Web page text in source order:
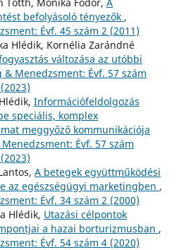
befolyásoló tényezők ,
Évf. 45 szám 2 (2011)
Hlédik, Kornélia Zarándné
változása az utóbbi
& Menedzsment: Évf. 57 szám
Információfeldolgozás
speciális, komplex
meggyőző kommunikációja
Évf. 57 szám
A betegek együttműködési
az egészségügyi marketingben ,
Évf. 34 szám 2 (2000)
Hlédik, Utazási célpontok
a hazai borturizmusban ,
Évf. 54 szám 4 (2020)